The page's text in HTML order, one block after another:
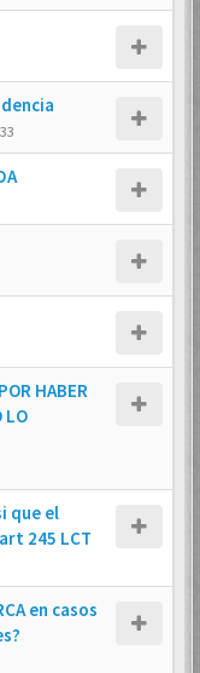
HABER
LO
que el
245 LCT
en casos